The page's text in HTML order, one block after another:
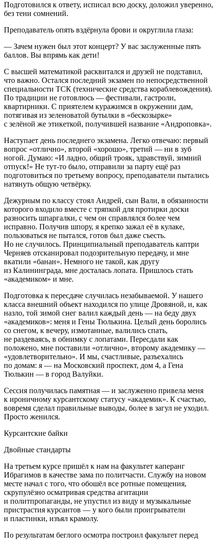
Подготовился к ответу, исписал всю доску, доложил уверенно,
без тени сомнений.
Преподаватель опять вздёрнула брови и округлила глаза:
— Зачем нужен был этот концерт? У вас заслуженные пять
баллов. Вы впрямь как дети!
С высшей математикой расквитался и друзей не подставил,
что важно. Остался последний экзамен по непосредственной
специальности ТСК (технические средства кораблевождения).
По традиции не готовлюсь — фестивали, гастроли,
квартирники. С приятелем куражимся в окружении дам,
потягивая из зеленоватой бутылки в «бескозырке»
с зелёной же этикеткой, получившей название «Андроповка».
Наступает день последнего экзамена. Легко отвечаю: первый
вопрос «отлично», второй «хорошо», третий — ни в зуб
ногой. Думаю: «И ладно, общий трояк, здравствуй, зимний
отпуск!» Не тут-то было, отправили за парту ещё раз
подготовиться по третьему вопросу, преподаватели пытались
натянуть общую четвёрку.
Дежурным по классу стоял Андрей, сын Вали, в обязанности
которого входило вместе с тряпкой для протирки доски
разносить шпаргалки, с чем он справлялся более чем
исправно. Получив шпору, я крепко зажал её в кулаке,
пользоваться не пытался, готов был даже съесть.
Но не случилось. Принципиальный преподаватель каптри
Черняев отсканировал подозрительную передачу, и мне
вкатили «банан». Немного не такой, как другу
из Калининграда, мне досталась лопата. Пришлось стать
«академиком» и мне.
Подготовка к пересдаче случилась незабываемой. У нашего
класса внешний объект находился по улице Дровяной, и, как
назло, той зимой снег валил каждый день — на беду двух
«академиков»: меня и Гены Тюлькина. Целый день боролись
со снегом, к вечеру, измотанные, валились спать,
не раздеваясь, в обнимку с лопатами. Пересдали как
положено, мне поставили «отлично», второму академику —
«удовлетворительно». И мы, счастливые, разъехались
по домам: я — на Московский проспект, дом 4, а Гена
Тюлькин — в город Валуйки.
Сессия получилась памятная — и заслуженно привела меня
к ироничному курсантскому статусу «академик». К счастью,
вовремя сделал правильные выводы, более в загул не уходил.
Просто женился.
Курсантские байки
Двойные стандарты
На третьем курсе пришёл к нам на факультет каперанг
Ибрагимов в качестве зама по политчасти. Службу на новом
месте начал с того, что обошёл все ротные помещения,
скрупулёзно осматривая средства агитации
и политпропаганды, не упустил из виду и музыкальные
пристрастия курсантов — у кого были проигрыватели
и пластинки, изъял крамолу.
По результатам беглого осмотра построил факультет перед